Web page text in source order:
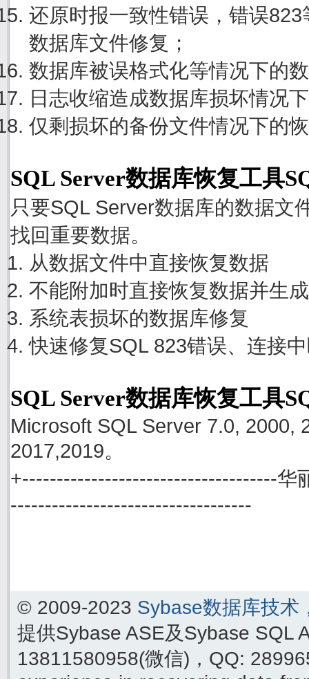
还原时报一致性错误，错误
数据库文件修复；
数据库被误格式化等情况下的
日志收缩造成数据库损坏情况
仅剩损坏的备份文件情况下的
SQL Server数据库恢复工具
只要SQL Server数据库的数据文
找回重要数据。
从数据文件中直接恢复数据
不能附加时直接恢复数据并生
系统表损坏的数据库修复
快速修复SQL 823错误、连接
SQL Server数据库恢复工具
Microsoft SQL Server 7.0, 2000,
2017,2019。
+-------------------------------------华
-----------------------------------
© 2009-2023 Sybase数据库技术
提供Sybase ASE及Sybase SQL
13811580958(微信)，QQ: